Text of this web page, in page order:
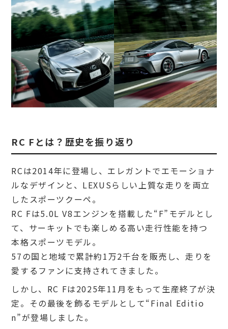
RC Fとは？歴史を振り返り
RCは2014年に登場し、エレガントでエモーショナ
ルなデザインと、LEXUSらしい上質な走りを両立
したスポーツクーペ。
RC Fは5.0L V8エンジンを搭載した“F”モデルとし
て、サーキットでも楽しめる高い走行性能を持つ
本格スポーツモデル。
57の国と地域で累計約1万2千台を販売し、走りを
愛するファンに支持されてきました。
しかし、RC Fは2025年11月をもって生産終了が決
定。その最後を飾るモデルとして“Final Editio
n”が登場しました。